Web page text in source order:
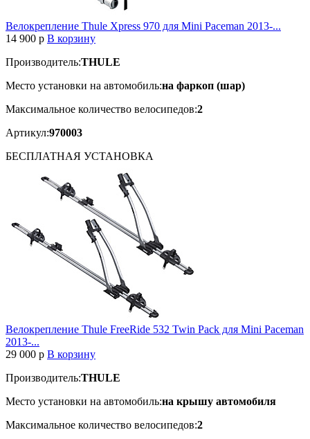
Велокрепление Thule Xpress 970 для Mini Paceman 2013-...
14 900 p В корзину
Производитель:THULE
Место установки на автомобиль:на фаркоп (шар)
Максимальное количество велосипедов:2
Артикул:970003
БЕСПЛАТНАЯ УСТАНОВКА
Велокрепление Thule FreeRide 532 Twin Pack для Mini Paceman
2013-...
29 000 p В корзину
Производитель:THULE
Место установки на автомобиль:на крышу автомобиля
Максимальное количество велосипедов:2